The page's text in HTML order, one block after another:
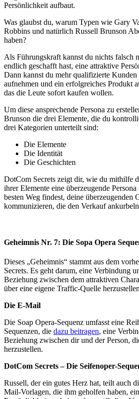
Persönlichkeit aufbaut.
Was glaubst du, warum Typen wie Gary
Robbins und natürlich Russell Brunson
haben?
Als Führungskraft kannst du nichts falsch
endlich geschafft hast, eine attraktive
Dann kannst du mehr qualifizierte
aufnehmen und ein erfolgreiches Produkt
das die Leute sofort kaufen wollen.
Um diese ansprechende Persona zu
Brunson die drei Elemente, die du
drei Kategorien unterteilt sind:
Die Elemente
Die Identität
Die Geschichten
DotCom Secrets zeigt dir, wie du mithilfe
ihrer Elemente eine überzeugende
besten Weg findest, deine überzeugenden
kommunizieren, die den Verkauf
Geheimnis Nr. 7: Die Sopa Opera
Dieses „Geheimnis“ stammt aus dem
Secrets. Es geht darum, eine Verbindung
Beziehung zwischen dem attraktiven
über eine eigene Traffic-Quelle
Die E-Mail
Die Soap Opera-Sequenz umfasst eine
Sequenzen, die dazu beitragen, eine
Beziehung zwischen dir und der Person,
herzustellen.
DotCom Secrets – Die Seifenoper-
Russell, der ein gutes Herz hat, teilt
Mail-Vorlagen, die ihm geholfen haben,